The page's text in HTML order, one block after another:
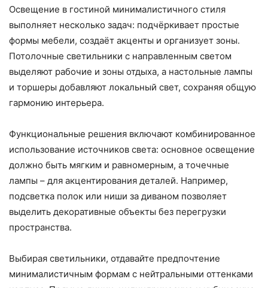
Освещение в гостиной минималистичного стиля
выполняет несколько задач: подчёркивает простые
формы мебели, создаёт акценты и организует зоны.
Потолочные светильники с направленным светом
выделяют рабочие и зоны отдыха, а настольные лампы
и торшеры добавляют локальный свет, сохраняя общую
гармонию интерьера.
Функциональные решения включают комбинированное
использование источников света: основное освещение
должно быть мягким и равномерным, а точечные
лампы – для акцентирования деталей. Например,
подсветка полок или ниши за диваном позволяет
выделить декоративные объекты без перегрузки
пространства.
Выбирая светильники, отдавайте предпочтение
минималистичным формам с нейтральными оттенками